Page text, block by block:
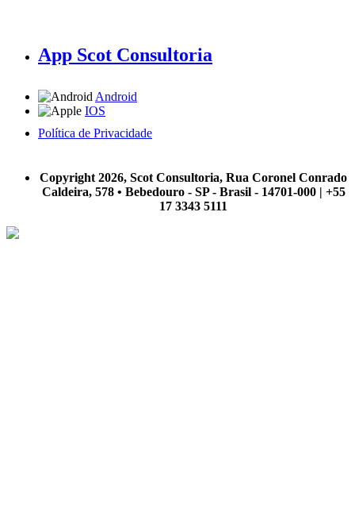
App Scot Consultoria
Android
IOS
Política de Privacidade
Copyright 2026, Scot Consultoria, Rua Coronel Conrado
Caldeira, 578 • Bebedouro - SP - Brasil - 14701-000 | +55
17 3343 5111